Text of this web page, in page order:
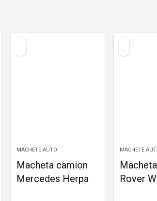
MACHETE AUTO
Macheta camion
Mercedes Herpa
MACHETE
Rover